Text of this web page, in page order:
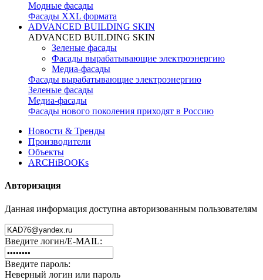
Модные фасады
Фасады XXL формата
ADVANCED BUILDING SKIN
ADVANCED BUILDING SKIN
Зеленые фасады
Фасады вырабатывающие электроэнергию
Медиа-фасады
Фасады вырабатывающие электроэнергию
Зеленые фасады
Медиа-фасады
Фасады нового поколения приходят в Россию
Новости & Тренды
Производители
Объекты
ARCHiBOOKs
Авторизация
Данная информация доступна авторизованным пользователям
Введите логин/E-MAIL:
Введите пароль:
Неверный логин или пароль